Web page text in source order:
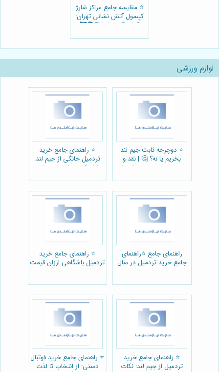
⭐️ مقایسه جامع مراکز شارژ
کپسول آتش نشانی تهران:
آتش گریز یا رقبا؟ 🧑‍🚒
لوازم ورزشی
⭐️ دوچرخه ثابت جیم لند
بخریم یا نه؟ 🤔 | نقد و
بررسی تخصصی + راهنمای
⭐️ راهنمای جامع خرید
تردمیل خانگی از جیم لند:
مزایا، نکات و انتخاب مناسب
راهنمای جامع ⭐️راهنمای
جامع خرید تردمیل در سال
2024: از جیم لند تا انتخاب
⭐️ راهنمای جامع خرید
تردمیل باشگاهی ارزان قیمت
از جیم لند 🏃
⭐️ راهنمای جامع خرید
تردمیل از جیم لند: نکات
⭐️ راهنمای جامع خرید فوتبال
دستی: از انتخاب تا لذت